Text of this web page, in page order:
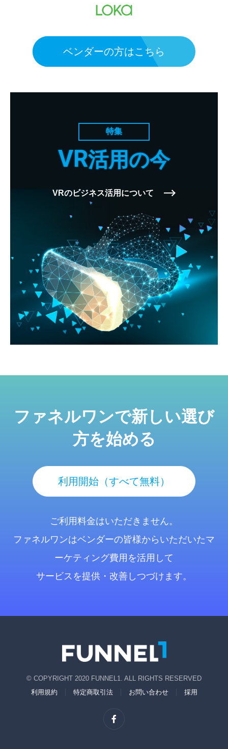
ベンダーの方はこちら
特集
VR活用の今
VRのビジネス活用について
ファネルワンで新しい選び
方を始める
利用開始（すべて無料）
ご利用料金はいただきません。
ファネルワンはベンダーの皆様からいただいたマ
ーケティング費用を活用して
サービスを提供・改善しつづけます。
© COPYRIGHT 2020 FUNNEL1. ALL RIGHTS RESERVED
利用規約
特定商取引法 お問い合わせ 採用